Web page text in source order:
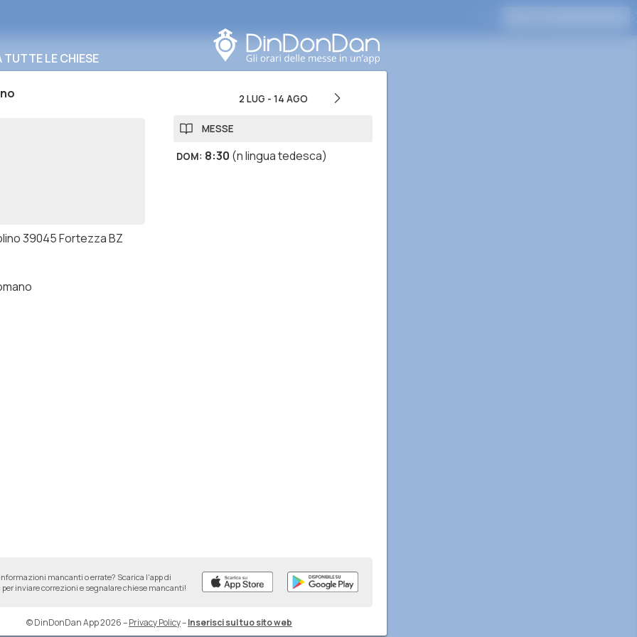
LE CHIESE
39045 Fortezza BZ
2 LUG - 14 AGO
MESSE
DOM: 8:30 (n lingua tedesca)
mancanti o errate? Scarica l'app di
per inviare correzioni e segnalare chiese mancanti!
© DinDonDan App 2026–Privacy Policy–Inserisci sul tuo sito web